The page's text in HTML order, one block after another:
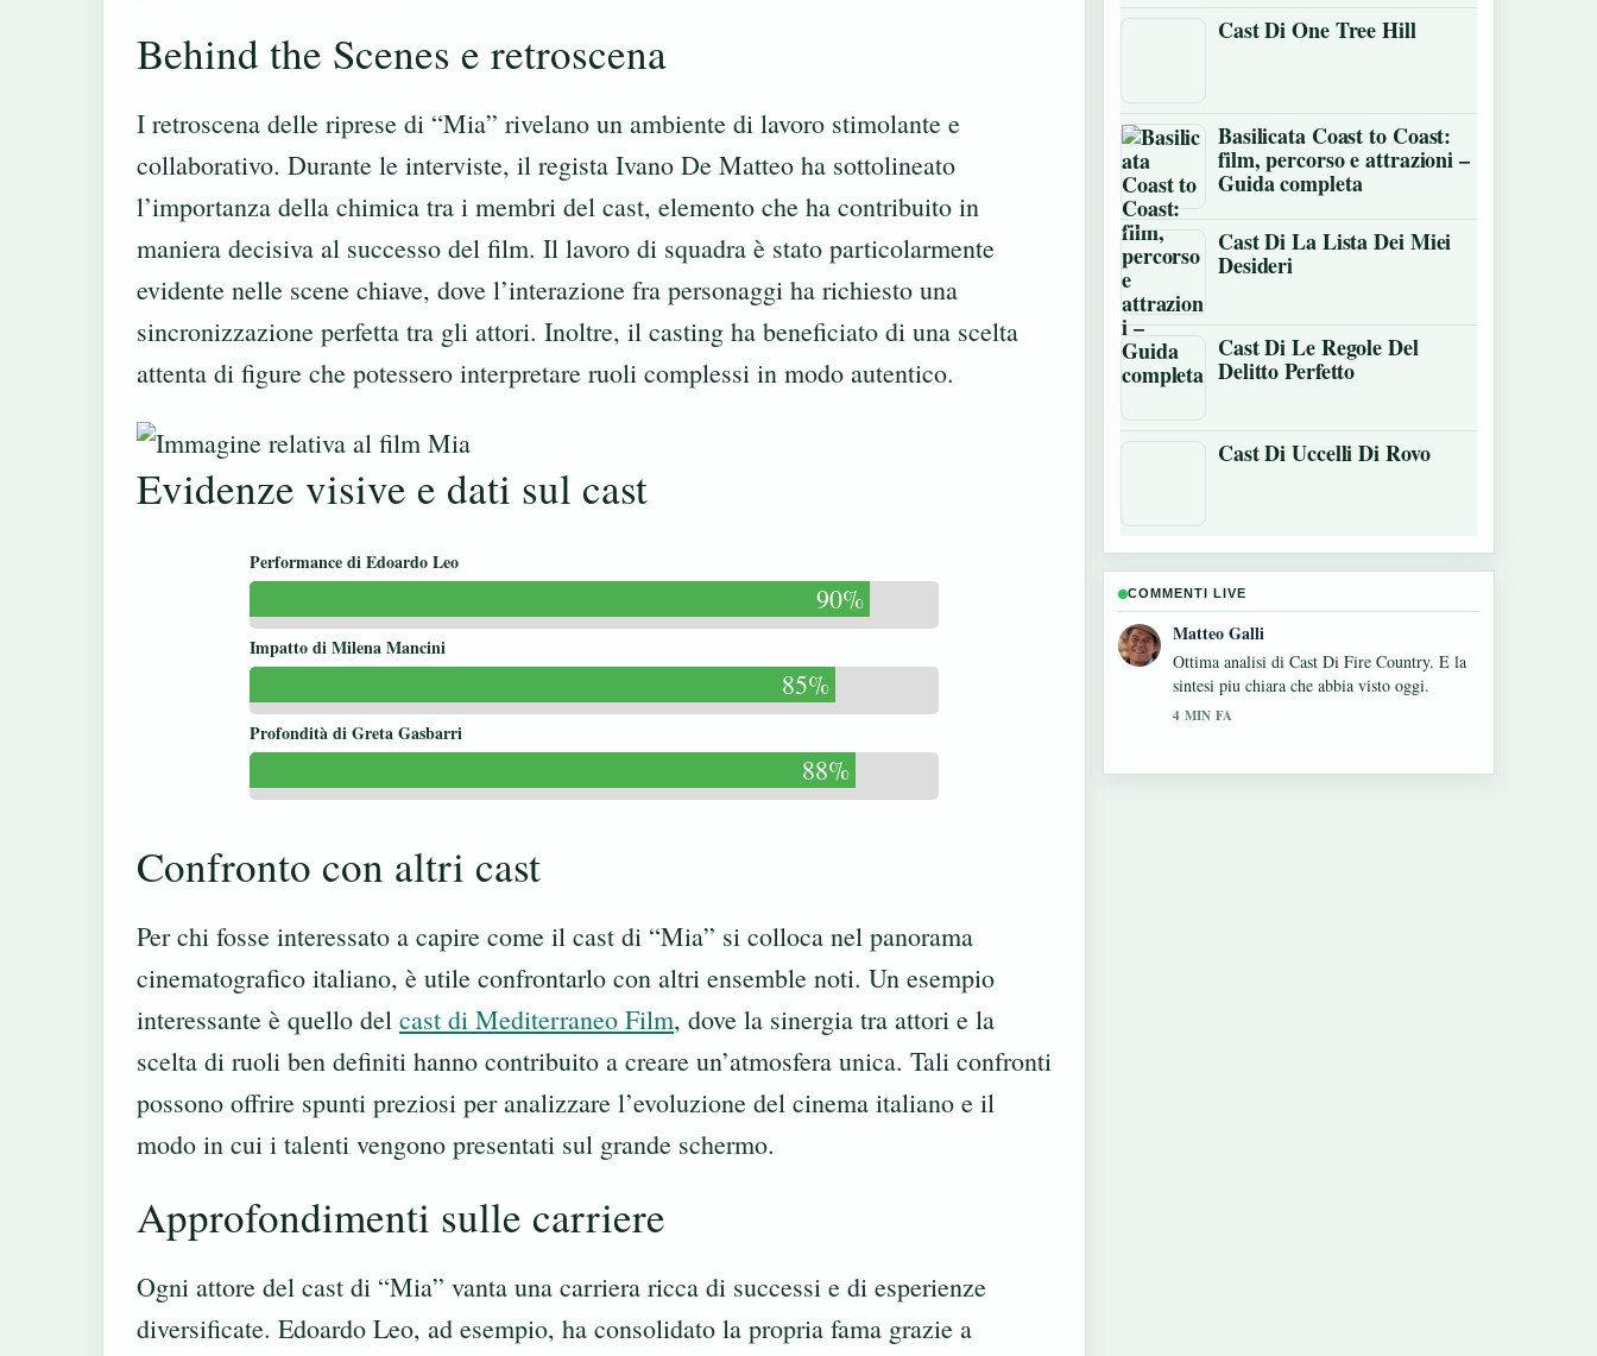
Behind the Scenes e retroscena
I retroscena delle riprese di “Mia” rivelano un ambiente di lavoro stimolante e
collaborativo. Durante le interviste, il regista Ivano De Matteo ha sottolineato
l’importanza della chimica tra i membri del cast, elemento che ha contribuito in
maniera decisiva al successo del film. Il lavoro di squadra è stato particolarmente
evidente nelle scene chiave, dove l’interazione fra personaggi ha richiesto una
sincronizzazione perfetta tra gli attori. Inoltre, il casting ha beneficiato di una scelta
attenta di figure che potessero interpretare ruoli complessi in modo autentico.
Evidenze visive e dati sul cast
Performance di Edoardo Leo
90%
Impatto di Milena Mancini
85%
Profondità di Greta Gasbarri
88%
Confronto con altri cast
Per chi fosse interessato a capire come il cast di “Mia” si colloca nel panorama
cinematografico italiano, è utile confrontarlo con altri ensemble noti. Un esempio
interessante è quello del cast di Mediterraneo Film, dove la sinergia tra attori e la
scelta di ruoli ben definiti hanno contribuito a creare un’atmosfera unica. Tali confronti
possono offrire spunti preziosi per analizzare l’evoluzione del cinema italiano e il
modo in cui i talenti vengono presentati sul grande schermo.
Approfondimenti sulle carriere
Ogni attore del cast di “Mia” vanta una carriera ricca di successi e di esperienze
diversificate. Edoardo Leo, ad esempio, ha consolidato la propria fama grazie a
Cast Di One Tree Hill
Basilicata Coast to Coast:
film, percorso e attrazioni –
Guida completa
Cast Di La Lista Dei Miei
Desideri
Cast Di Le Regole Del
Delitto Perfetto
Cast Di Uccelli Di Rovo
COMMENTI LIVE
Chiara Romano
Seguo da vicino Tag film: significato, tagline
e storia vera – apprezzo il tono equilibrato di
questa copertura.